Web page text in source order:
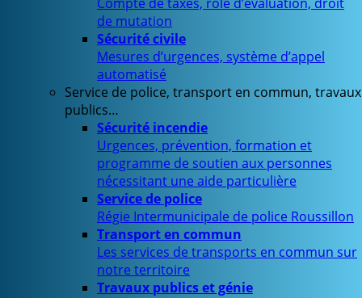
de mutation
Sécurité civile
Mesures d’urgences, système d’appel
automatisé
Service de police, transport en commun, travaux
publics…
Sécurité incendie
Urgences, prévention, formation et
programme de soutien aux personnes
nécessitant une aide particulière
Service de police
Régie Intermunicipale de police Roussillon
Transport en commun
Les services de transports en commun sur
notre territoire
Travaux publics et génie